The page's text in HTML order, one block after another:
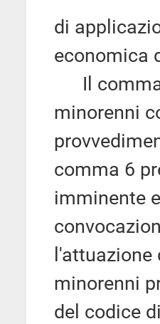
di
economica
Il comma
minorenni
comma 6
imminente
minorenni
del codice